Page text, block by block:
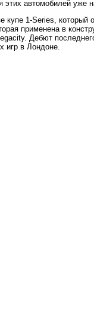
этих автомобилей уже
купе 1-Series, который
применена в
Дебют
игр в Лондоне.